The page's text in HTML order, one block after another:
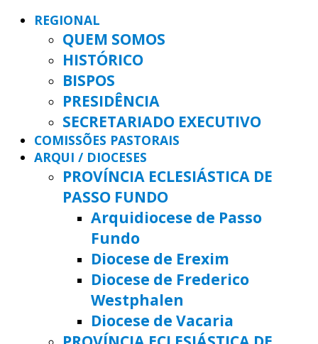
REGIONAL
QUEM SOMOS
HISTÓRICO
BISPOS
PRESIDÊNCIA
SECRETARIADO EXECUTIVO
COMISSÕES PASTORAIS
ARQUI / DIOCESES
PROVÍNCIA ECLESIÁSTICA DE
PASSO FUNDO
Arquidiocese de Passo
Fundo
Diocese de Erexim
Diocese de Frederico
Westphalen
Diocese de Vacaria